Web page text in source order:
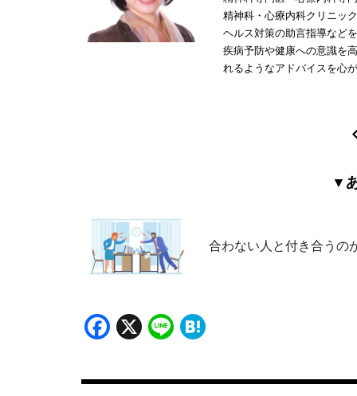
精神科・心療内科クリニッ
ヘルス対策の助言指導など
疾病予防や健康への意識を
れるようなアドバイスを心
▼
合わない人と付き合うの
Facebook
X Line